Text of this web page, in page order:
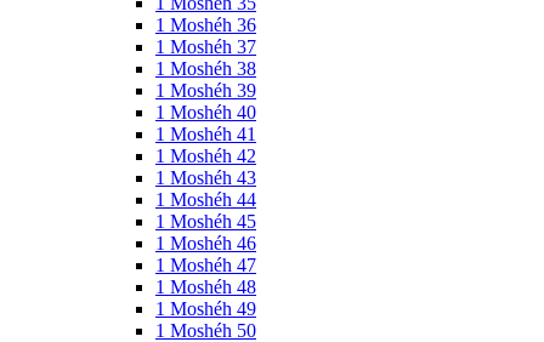
1 Moshéh 36
1 Moshéh 37
1 Moshéh 38
1 Moshéh 39
1 Moshéh 40
1 Moshéh 41
1 Moshéh 42
1 Moshéh 43
1 Moshéh 44
1 Moshéh 45
1 Moshéh 46
1 Moshéh 47
1 Moshéh 48
1 Moshéh 49
1 Moshéh 50